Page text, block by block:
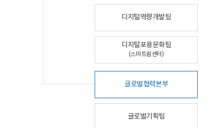
디지털역량개발팀
디지털포용문화팀
(스마트쉼센터)
글로벌협력본부
글로벌기획팀